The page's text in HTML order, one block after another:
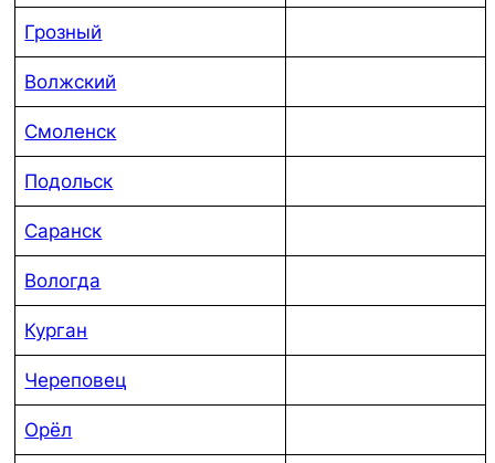
Грозный
Волжский
Смоленск
Подольск
Саранск
Вологда
Курган
Череповец
Орёл